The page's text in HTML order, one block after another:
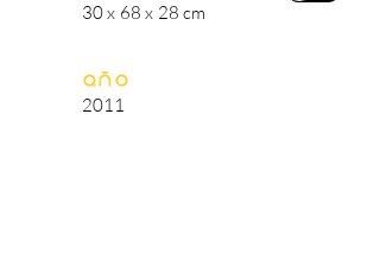
30 x 68 x 28 cm
Año
2011